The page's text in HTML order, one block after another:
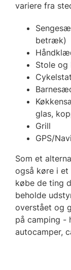
variere fra
betræk)
Stole og
glas,
Grill
GPS/
Som et
også køre i
købe de ting
beholde
overstået og
på camping -
autocamper,